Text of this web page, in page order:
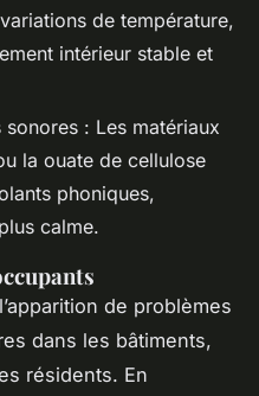
de température,
intérieur stable et
: Les matériaux
la ouate de cellulose
phoniques,
calme.
de problèmes
dans les bâtiments,
résidents. En